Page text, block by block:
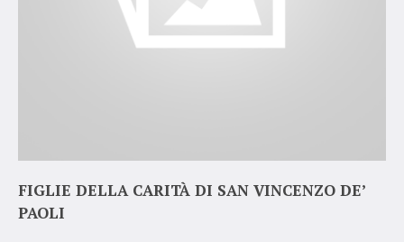
FIGLIE DELLA CARITÀ DI SAN VINCENZO DE’
PAOLI